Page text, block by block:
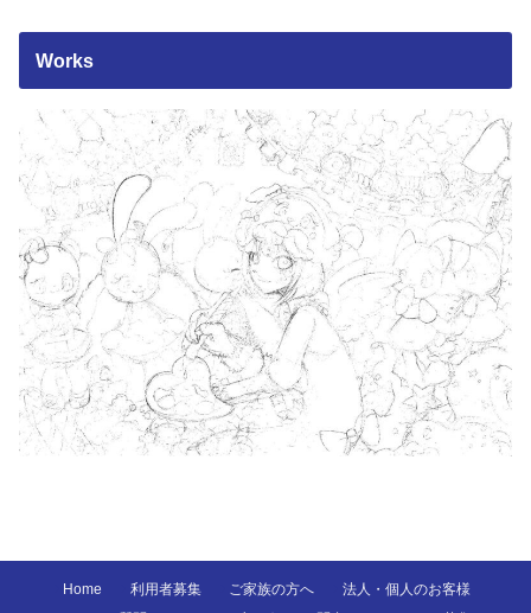
Works
Home 利用者募集 ご家族の方へ
法人・個人のお客様